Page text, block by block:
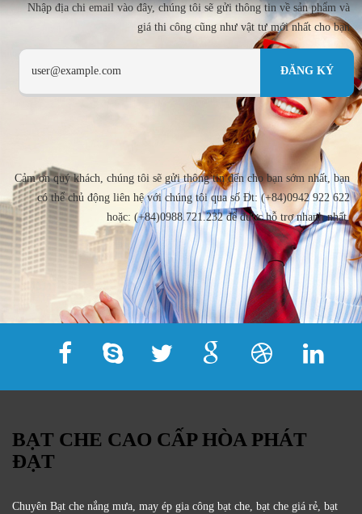
Nhập địa chi email vào đây, chúng tôi sẽ gửi thông tin về sản phẩm và
giá thi công cũng như vật tư mới nhất cho bạn
Cảm ơn quý khách, chúng tôi sẽ gửi thông tin đến cho bạn sớm nhất, bạn
có thể chủ động liên hệ với chúng tôi qua số Đt: (+84)0942 922 622
hoặc: (+84)0988.721.232 để được hỗ trợ nhanh nhất.
BẠT CHE CAO CẤP HÒA PHÁT
ĐẠT
Chuyên Bạt che nắng mưa, may ép gia công bạt che, bạt che giá rẻ, bạt